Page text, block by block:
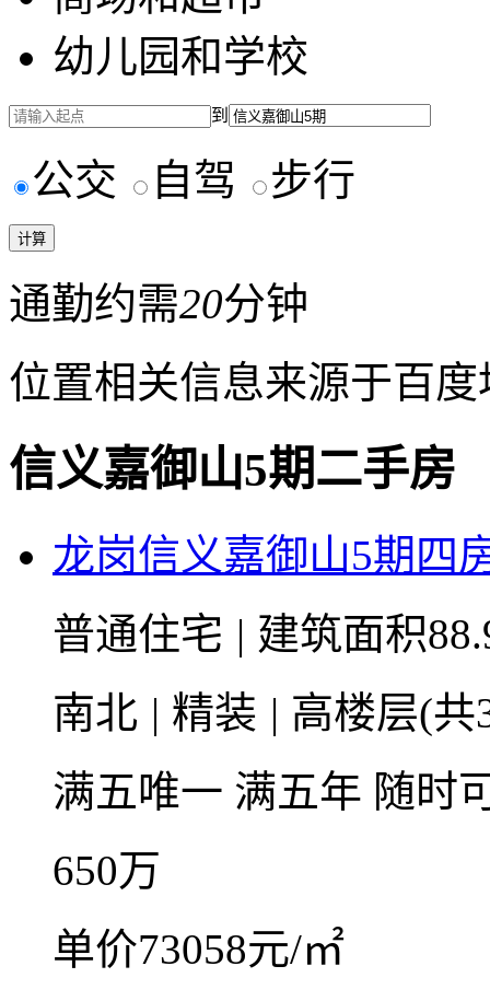
幼儿园和学校
到
公交 自驾 步行
通勤约需20分钟
位置相关信息来源于百
信义嘉御山5期二手房
龙岗信义嘉御山5期四
普通住宅 | 建筑面积
南北 | 精装 | 高楼层(
满五唯一 满五年 随时
650万
单价73058元/㎡